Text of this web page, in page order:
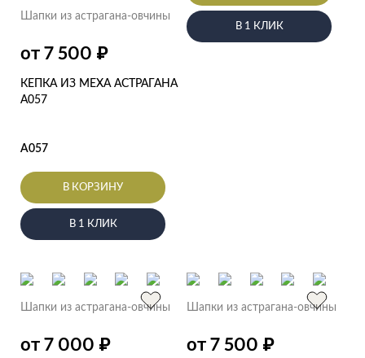
Шапки из астрагана-овчины
от 7 500 ₽
КЕПКА ИЗ МЕХА АСТРАГАНА
А057
А057
В КОРЗИНУ
В 1 КЛИК
В 1 КЛИК
Шапки из астрагана-овчины
от 7 000 ₽
Шапки из астрагана-овчины
от 7 500 ₽